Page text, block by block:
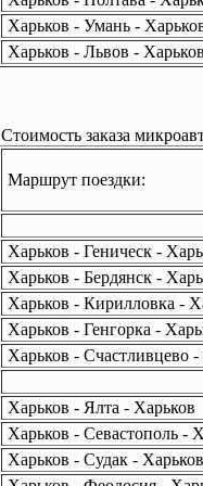
Харьков - Умань -
Харьков - Львов - Харьков
Стоимость заказа
Маршрут поездки:
Харьков - Геническ -
Харьков - Бердянск -
Харьков - Кирилловка -
Харьков - Генгорка -
Харьков - Счастливцево -
Харьков - Ялта - Харьков
Харьков - Севастополь -
Харьков - Судак - Харьков